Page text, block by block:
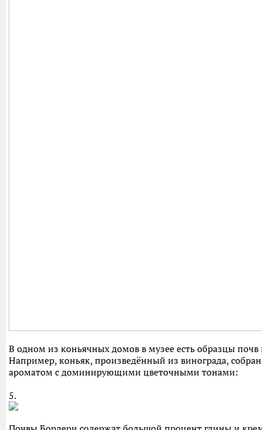
В одном из коньячных домов в музее есть образцы
Например, коньяк, произведённый из винограда,
ароматом с доминирующими цветочными тонами:
5.